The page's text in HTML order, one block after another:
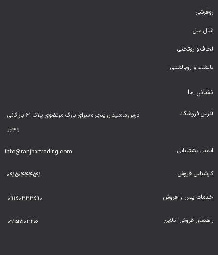
روفرشی
شال مبل
لحاف و روتختی
بالشت و روبالشتی
نشانی ما
آدرس فروشگاه
ادرس ما:میدان پنجراه سرای بزرگ مرتضوی پلاک ۶۱ بازرگانی
رنجبر
ایمیل پشتیبانی info@ranjbartrading.com
کارشناس فروش 09150444591
خدمات پس از فروش 09150444590
راهنمای فروش آنلاین ۰۹۱۵۲۵۰۳۲۰۶